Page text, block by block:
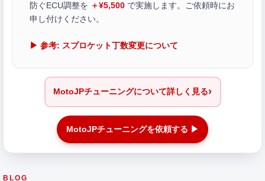
防ぐECU調整を ＋¥5,500 で実施します。ご依頼時にお
申し付けください。
▶ 参考: スプロケット丁数変更について
MotoJPチューニングについて詳しく見る›
MotoJPチューニングを依頼する ▶
BLOG